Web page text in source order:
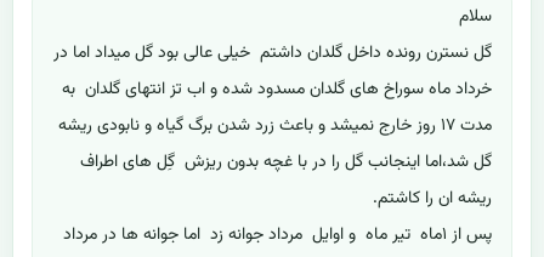
سلام
گل نسترن رونده داخل گلدان داشتم خیلی عالی بود گل میداد اما در
خرداد ماه سوراخ های گلدان مسدود شده و اب تز انتهای گلدان به
مدت ۱۷ روز خارج نمیشد و باعث زرد شدن برگ گیاه و نابودی ریشه
گل شد،اما اینجانب گل را در با غچه بدون ریزش گِل های اطراف
ریشه ان را کاشتم.
پس از ۱ماه تیر ماه و اوایل مرداد جوانه زد اما جوانه ها در مرداد